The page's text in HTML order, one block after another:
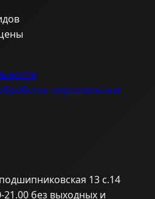
персональных
13 с.14
21.00 без выходных и